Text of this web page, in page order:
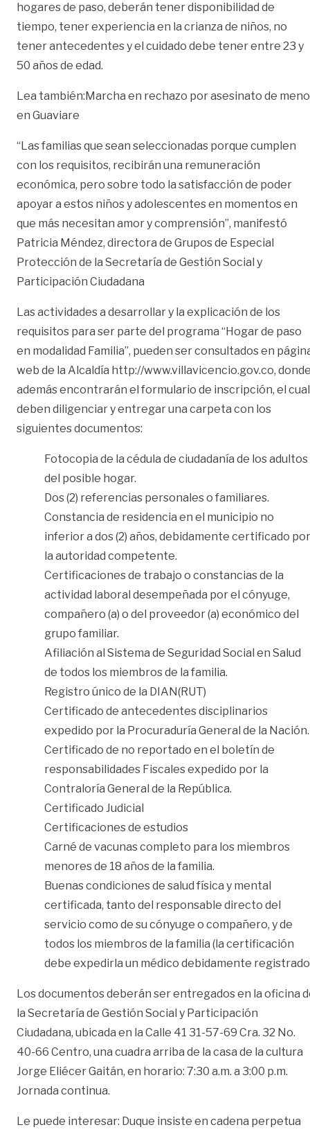
hogares de paso, deberán tener disponibilidad de
tiempo, tener experiencia en la crianza de niños, no
tener antecedentes y el cuidado debe tener entre 23 y
50 años de edad.
Lea también:Marcha en rechazo por asesinato de
en Guaviare
“Las familias que sean seleccionadas porque cumplen
con los requisitos, recibirán una remuneración
económica, pero sobre todo la satisfacción de poder
apoyar a estos niños y adolescentes en momentos en
que más necesitan amor y comprensión”, manifestó
Patricia Méndez, directora de Grupos de Especial
Protección de la Secretaría de Gestión Social y
Participación Ciudadana
Las actividades a desarrollar y la explicación de los
requisitos para ser parte del programa “Hogar de paso
en modalidad Familia”, pueden ser consultados en
web de la Alcaldía http://www.villavicencio.gov.co,
además encontrarán el formulario de inscripción, el cual
deben diligenciar y entregar una carpeta con los
siguientes documentos:
Fotocopia de la cédula de ciudadanía de los adultos
del posible hogar.
Dos (2) referencias personales o familiares.
Constancia de residencia en el municipio no
inferior a dos (2) años, debidamente certificado por
la autoridad competente.
Certificaciones de trabajo o constancias de la
actividad laboral desempeñada por el cónyuge,
compañero (a) o del proveedor (a) económico del
grupo familiar.
Afiliación al Sistema de Seguridad Social en Salud
de todos los miembros de la familia.
Registro único de la DIAN(RUT)
Certificado de antecedentes disciplinarios
expedido por la Procuraduría General de la Nación.
Certificado de no reportado en el boletín de
responsabilidades Fiscales expedido por la
Contraloría General de la República.
Certificado Judicial
Certificaciones de estudios
Carné de vacunas completo para los miembros
menores de 18 años de la familia.
Buenas condiciones de salud física y mental
certificada, tanto del responsable directo del
servicio como de su cónyuge o compañero, y de
todos los miembros de la familia (la certificación
debe expedirla un médico debidamente
Los documentos deberán ser entregados en la oficina
la Secretaría de Gestión Social y Participación
Ciudadana, ubicada en la Calle 41 31-57-69 Cra. 32 No.
40-66 Centro, una cuadra arriba de la casa de la cultura
Jorge Eliécer Gaitán, en horario: 7:30 a.m. a 3:00 p.m.
Jornada continua.
Le puede interesar: Duque insiste en cadena perpetua